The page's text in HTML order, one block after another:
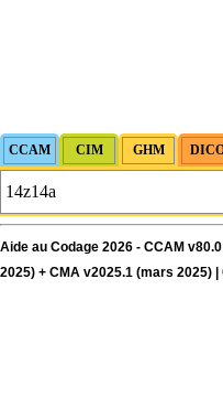
Aide au Codage 2026 - CCAM
2025) + CMA v2025.1 (mars 2025) |